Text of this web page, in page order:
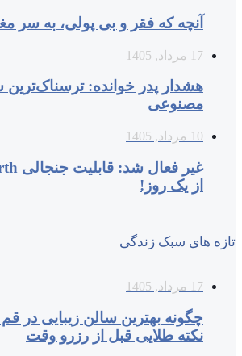
آنچه که فقر و بی‌ پولی، به سر
17 مرداد, 1405
هشدار پدر خوانده:
مصنوعی
10 مرداد, 1405
از یک روز!
تازه های سبک زندگی
17 مرداد, 1405
نکته طلایی قبل از رزرو وقت